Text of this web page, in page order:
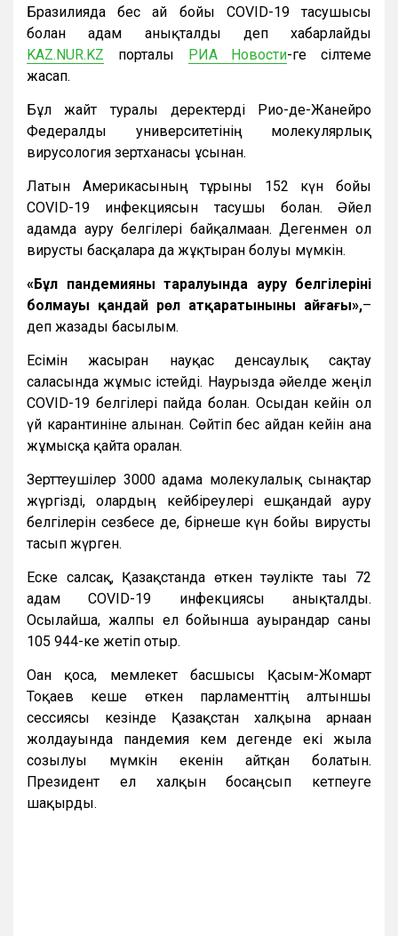
Бразилияда бес ай бойы COVID-19 тасушысы
болған адам анықталды деп хабарлайды
KAZ.NUR.KZ порталы РИА Новости-ге сілтеме
жасап.
Бұл жайт туралы деректерді Рио-де-Жанейро
Федералды университетінің молекулярлық
вирусология зертханасы ұсынған.
Латын Америкасының тұрғыны 152 күн бойы
COVID-19 инфекциясын тасушы болған. Әйел
адамда ауру белгілері байқалмаған. Дегенмен ол
вирусты басқаларға да жұқтырған болуы мүмкін.
«Бұл пандемияның таралуында ауру белгілерінің
болмауы қандай рөл атқаратынының айғағы»,–
деп жазады басылым.
Есімін жасырған науқас денсаулық сақтау
саласында жұмыс істейді. Наурызда әйелде жеңіл
COVID-19 белгілері пайда болған. Осыдан кейін ол
үй карантиніне алынған. Сөйтіп бес айдан кейін ғана
жұмысқа қайта оралған.
Зерттеушілер 3000 адамға молекулалық сынақтар
жүргізді, олардың кейбіреулері ешқандай ауру
белгілерін сезбесе де, бірнеше күн бойы вирусты
тасып жүрген.
Еске салсақ, Қазақстанда өткен тәулікте тағы 72
адам COVID-19 инфекциясы анықталды.
Осылайша, жалпы ел бойынша ауырғандар саны
105 944-ке жетіп отыр.
Оған қоса, мемлекет басшысы Қасым-Жомарт
Тоқаев кеше өткен парламенттің алтыншы
сессиясы кезінде Қазақстан халқына арнаған
жолдауында пандемия кем дегенде екі жылға
созылуы мүмкін екенін айтқан болатын.
Президент ел халқын босаңсып кетпеуге
шақырды.